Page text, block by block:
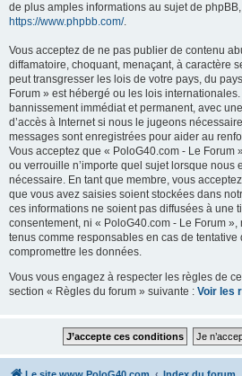
de plus amples informations au sujet de
https://www.phpbb.com/.
Vous acceptez de ne pas publier de contenu
diffamatoire, choquant, menaçant, à caractère
peut transgresser les lois de votre pays, du
Forum » est hébergé ou les lois
bannissement immédiat et permanent, avec
d’accès à Internet si nous le jugeons
messages sont enregistrées pour aider au
Vous acceptez que « PoloG40.com - Le Forum
ou verrouille n’importe quel sujet lorsque nous
nécessaire. En tant que membre, vous
que vous avez saisies soient stockées dans
ces informations ne soient pas diffusées à une
consentement, ni « PoloG40.com - Le Forum
tenus comme responsables en cas de tentative
compromettre les données.
Vous vous engagez à respecter les règles de
section « Règles du forum » suivante : Voir les